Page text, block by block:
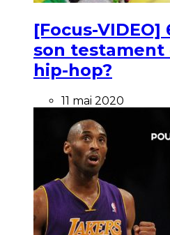
[Focus-
son testament
hip-hop?
11 mai 2020